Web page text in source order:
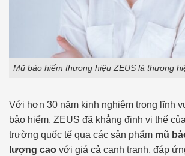
Mũ bảo hiểm thương hiệu ZEUS là thương
Với hơn 30 năm kinh nghiệm trong lĩnh
bảo hiểm, ZEUS đã khẳng định vị thế
trường quốc tế qua các sản phẩm mũ
lượng cao với giá cả cạnh tranh, đáp